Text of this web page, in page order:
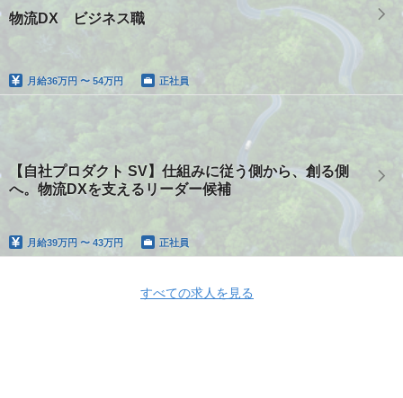
物流DX ビジネス職
月給36万円 〜 54万円 正社員
【自社プロダクト SV】仕組みに従う側から、創る側
へ。物流DXを支えるリーダー候補
月給39万円 〜 43万円 正社員
すべての求人を見る